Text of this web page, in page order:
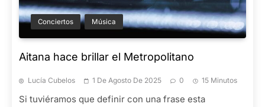
Conciertos Música
Aitana hace brillar el Metropolitano
Lucía Cubelos 1 De Agosto De 2025 0 15 Minutos
Si tuviéramos que definir con una frase esta